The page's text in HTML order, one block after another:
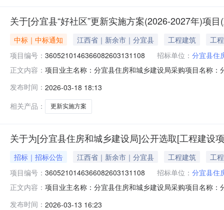
关于[分宜县“好社区”更新实施方案(2026-2027年)项
中标｜中标通知 江西省｜新余市｜分宜县 工程建筑
工程
项目编号： 3605210146366082603131108 招标单位： 分宜县住
正文内容： 项目业主名称：分宜县住房和城乡建设局采购项目名称
（￥970,000元）金额说明：参照江西省招投标协会赣招
发布时间： 2026-03-18 18:13
相关产品：
更新实施方案
关于为[分宜县住房和城乡建设局]公开选取[工程建设
招标｜招标公告 江西省｜新余市｜分宜县 工程建筑
工程
项目编号： 3605210146366082603131108 招标单位： 分宜县住
正文内容： 项目业主名称：分宜县住房和城乡建设局采购项目名称
会赣招协字【2021】07号《关于制定我省招标代理服务
发布时间： 2026-03-13 16:23